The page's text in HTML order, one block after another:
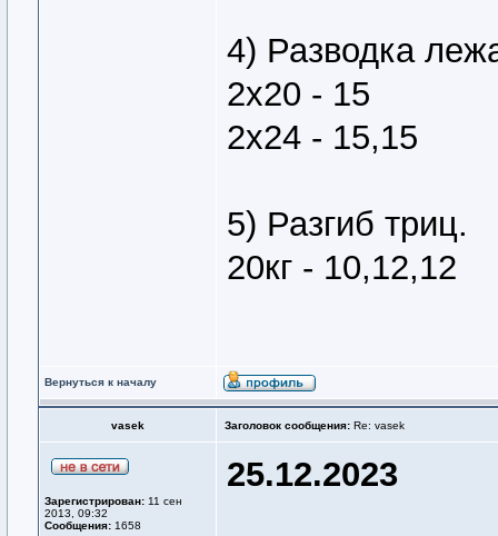
4) Разводка
2х20 - 15
2х24 - 15,15
5) Разгиб триц.
20кг - 10,12,12
Вернуться к началу
vasek Заголовок сообщения: Re: vasek
Зарегистрирован: 11 сен
2013, 09:32
Сообщения: 1658
25.12.2023